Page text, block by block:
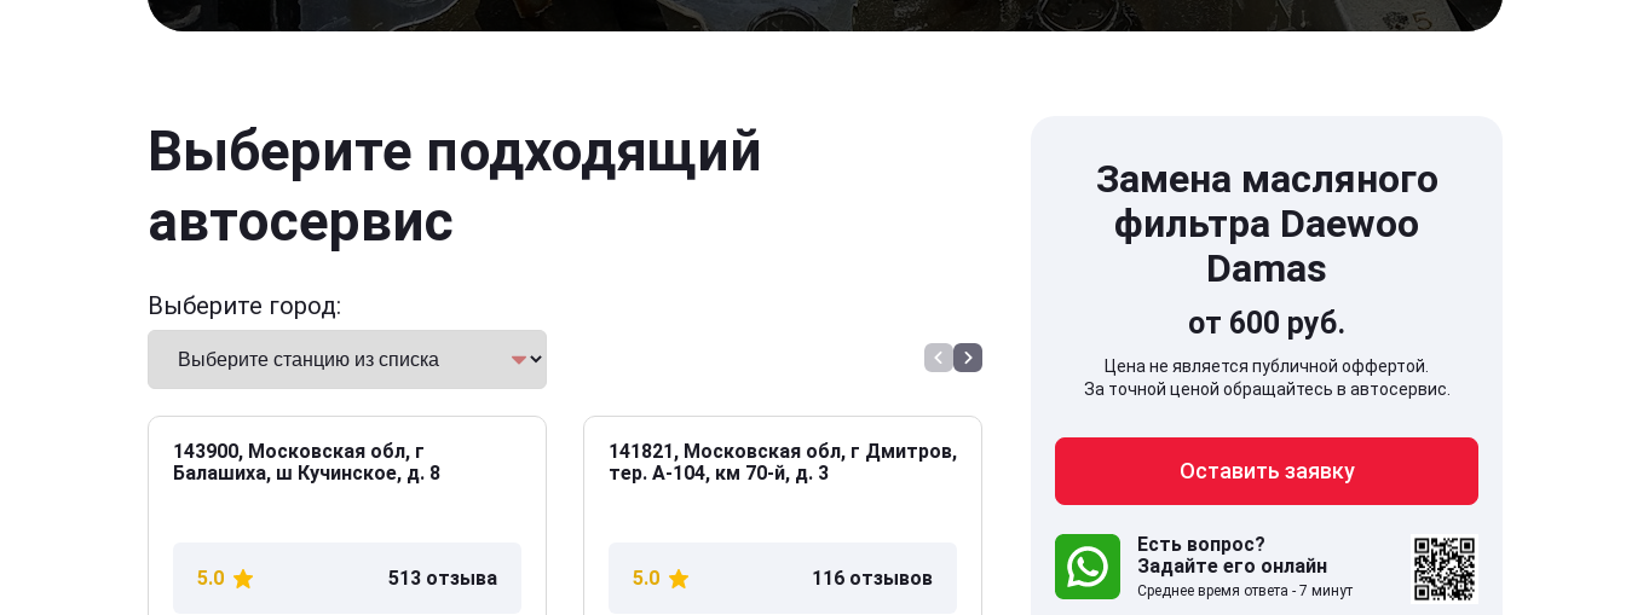
Выберите подходящий
автосервис
Выберите город:
143900, Московская обл, г
Балашиха, ш Кучинское, д. 8
5.0 513 отзыва
141821, Московская обл, г Дмитров,
тер. А-104, км 70-й, д. 3
5.0 116 отзывов
141707, Московская обл,
Долгопрудный г, Береговой проезд,
дом 5
5.0 332 отзыва
Замена масляного
фильтра Daewoo
Damas
от 600 руб.
Цена не является публичной оффертой.
За точной ценой обращайтесь в автосервис.
Оставить заявку
Есть вопрос?
Задайте его онлайн
Среднее время ответа - 7 минут